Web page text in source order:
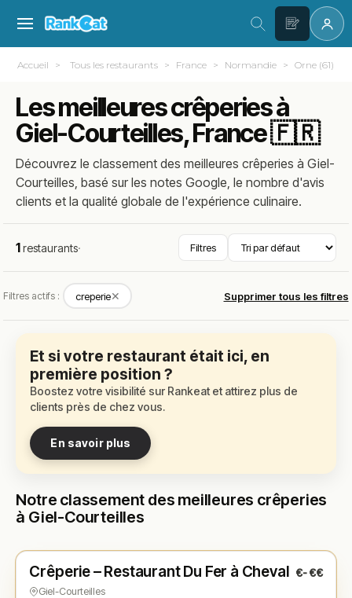
Accueil Tous les restaurants France Normandie Orne (61)
Les meilleures crêperies à
Giel-Courteilles, France 🇫🇷
Découvrez le classement des meilleures crêperies à Giel-
Courteilles, basé sur les notes Google, le nombre d'avis
clients et la qualité globale de l'expérience culinaire.
1restaurants· Filtres
Filtres actifs : creperie✕ Supprimer tous les filtres
Et si votre restaurant était ici, en
première position ?
Boostez votre visibilité sur Rankeat et attirez plus de
clients près de chez vous.
En savoir plus
Notre classement des meilleures crêperies
à Giel-Courteilles
★ N° 1
Crêperie – Restaurant Du Fer à Cheval €-€€
Giel-Courteilles